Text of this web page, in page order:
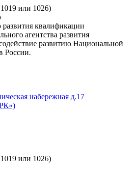
или 1026)
развития квалификации
агентства развития
развитию Национальной
России.
набережная д.17
или 1026)